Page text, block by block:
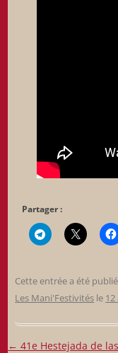
Partager :
Cette entrée a été
Les Mani'Festivités le
Navigation
← 41e Hestejada de